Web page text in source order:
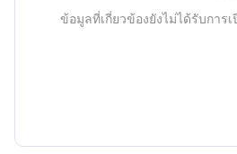
ข้อมูลที่เกี่ยวข้องยังไม่ได้รับการ